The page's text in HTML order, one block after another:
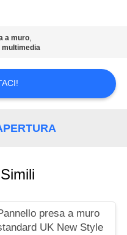
a muro,
multimedia
presa a muro
UK New Style